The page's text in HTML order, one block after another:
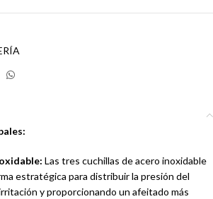
Las tres cuchillas de acero inoxidable
estratégica para distribuir la presión del
y proporcionando un afeitado más